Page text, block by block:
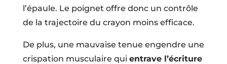
l’épaule. Le poignet offre donc un contrôle
de la trajectoire du crayon moins efficace.
De plus, une mauvaise tenue engendre une
crispation musculaire qui entrave l’écriture